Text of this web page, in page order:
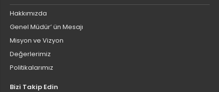
Hakkımızda
Genel Müdür’ ün Mesajı
Misyon ve Vizyon
Değerlerimiz
Politikalarımız
Bizi Takip Edin